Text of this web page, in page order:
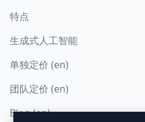
特点
生成式人工智能
单独定价 (en)
团队定价 (en)
Blog (en)